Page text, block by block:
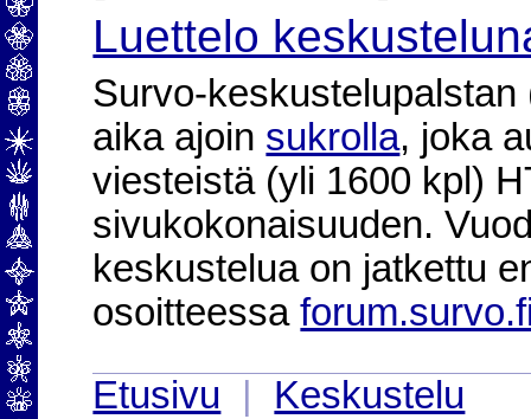
Luettelo
Survo-
aika ajoin sukrolla, joka
viesteistä (yli 1600 kpl)
sivukokonaisuuden.
keskustelua on jatkettu
osoitteessa
Etusivu
Keskustelu